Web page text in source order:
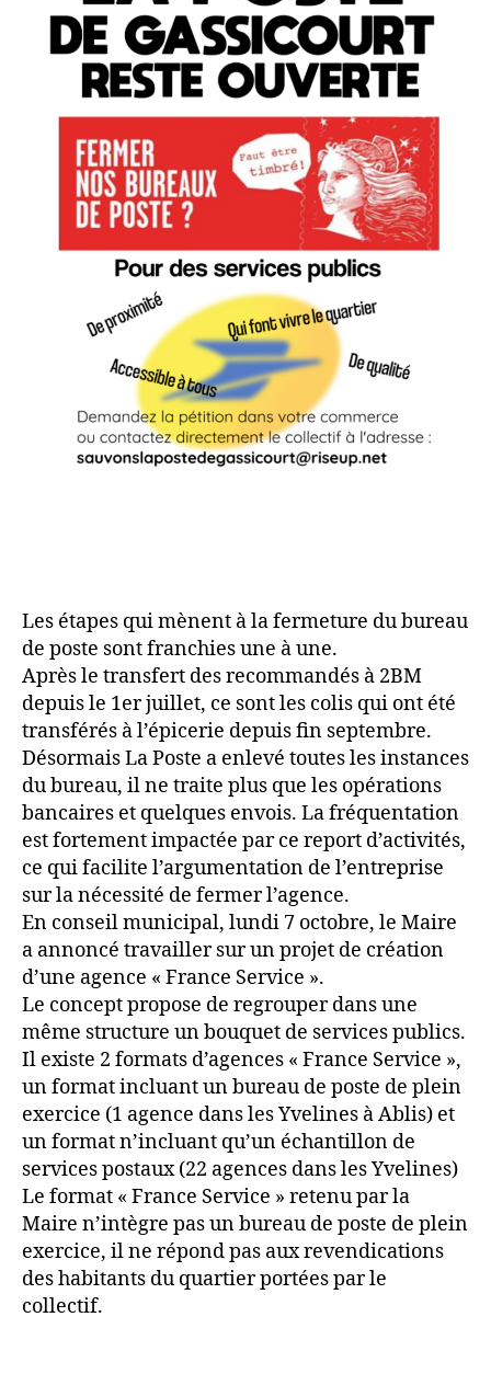
Les étapes qui mènent à la fermeture du bureau
de poste sont franchies une à une.
Après le transfert des recommandés à 2BM
depuis le 1er juillet, ce sont les colis qui ont été
transférés à l’épicerie depuis fin septembre.
Désormais La Poste a enlevé toutes les instances
du bureau, il ne traite plus que les opérations
bancaires et quelques envois. La fréquentation
est fortement impactée par ce report d’activités,
ce qui facilite l’argumentation de l’entreprise
sur la nécessité de fermer l’agence.
En conseil municipal, lundi 7 octobre, le Maire
a annoncé travailler sur un projet de création
d’une agence « France Service ».
Le concept propose de regrouper dans une
même structure un bouquet de services publics.
Il existe 2 formats d’agences « France Service »,
un format incluant un bureau de poste de plein
exercice (1 agence dans les Yvelines à Ablis) et
un format n’incluant qu’un échantillon de
services postaux (22 agences dans les Yvelines)
Le format « France Service » retenu par la
Maire n’intègre pas un bureau de poste de plein
exercice, il ne répond pas aux revendications
des habitants du quartier portées par le
collectif.